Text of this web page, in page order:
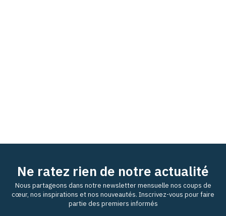
Ne ratez rien de notre actualité
Nous partageons dans notre newsletter mensuelle nos coups de
cœur, nos inspirations et nos nouveautés. Inscrivez-vous pour faire
partie des premiers informés